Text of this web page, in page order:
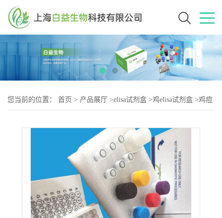
您当前的位置： 首页 > 产品展厅 >elisa试剂盒 >鸡elisa试剂盒 >鸡痘